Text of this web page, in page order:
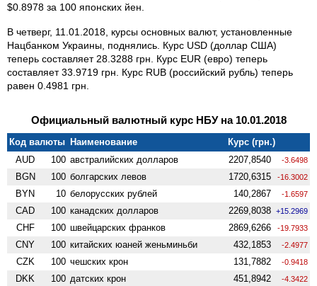
$0.8978 за 100 японских йен.
В четверг, 11.01.2018, курсы основных валют, установленные
Нацбанком Украины, поднялись. Курс USD (доллар США)
теперь составляет 28.3288 грн. Курс EUR (евро) теперь
составляет 33.9719 грн. Курс RUB (российский рубль) теперь
равен 0.4981 грн.
Официальный валютный курс НБУ на 10.01.2018
Код валюты Наименование
Курс (грн.)
AUD
100 австралийских долларов 2207,8540 -3.6498
BGN 100 болгарских левов 1720,6315 -16.3002
BYN 10 белорусских рублей 140,2867 -1.6597
CAD 100 канадских долларов 2269,8038 +15.2969
CHF 100 швейцарских франков 2869,6266 -19.7933
CNY 100 китайских юаней женьминьби 432,1853 -2.4977
CZK 100 чешских крон 131,7882 -0.9418
DKK 100 датских крон 451,8942 -4.3422